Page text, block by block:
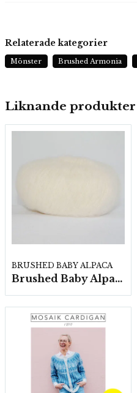
Liknande produkter
BRUSHED BABY ALPACA
Brushed Baby Alpaca 10 nystan a25g./fp.
Relaterade kategorier
Mönster Brushed Armonia